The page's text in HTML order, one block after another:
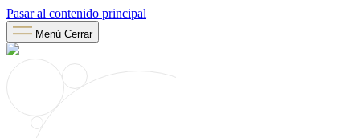
Pasar al contenido principal
Menú Cerrar